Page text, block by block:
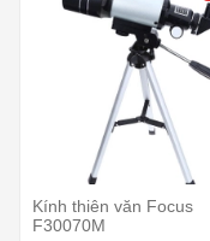
Kính thiên văn Focus
F30070M